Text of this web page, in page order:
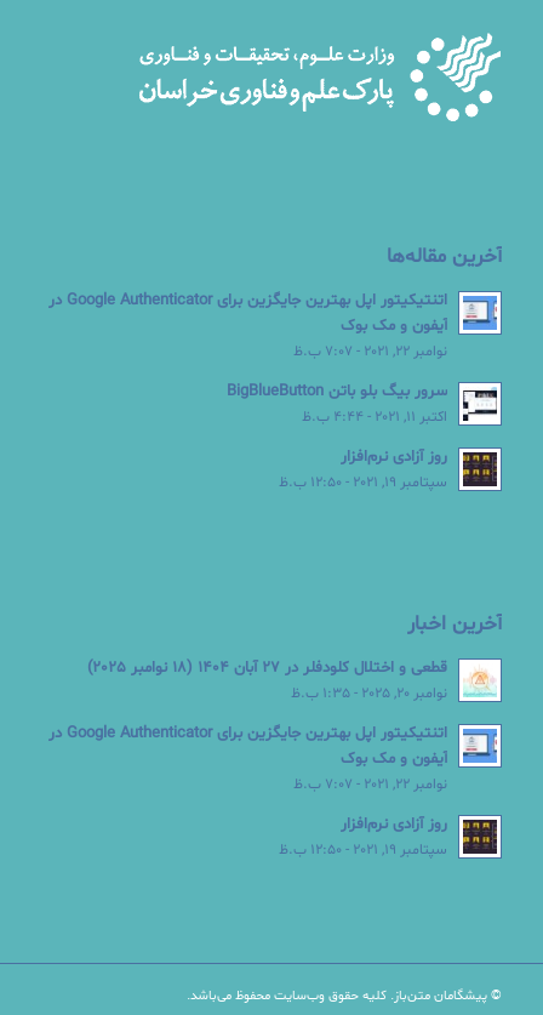
آخرین مقاله‌ها
اتنتیکیتور اپل بهترین جایگزین برای Google Authenticator در
آیفون و مک بوک
نوامبر 22, 2021 - 7:07 ب.ظ
سرور بیگ بلو باتن BigBlueButton
اکتبر 11, 2021 - 4:44 ب.ظ
روز آزادی نرم‌افزار
سپتامبر 19, 2021 - 12:50 ب.ظ
آخرین اخبار
قطعی و اختلال کلودفلر در 27 آبان 1404 (18 نوامبر 2025)
نوامبر 20, 2025 - 1:35 ب.ظ
اتنتیکیتور اپل بهترین جایگزین برای Google Authenticator در
آیفون و مک بوک
نوامبر 22, 2021 - 7:07 ب.ظ
روز آزادی نرم‌افزار
سپتامبر 19, 2021 - 12:50 ب.ظ
© پیشگامان متن‌باز. کلیه حقوق وب‌سایت محفوظ می‌باشد.